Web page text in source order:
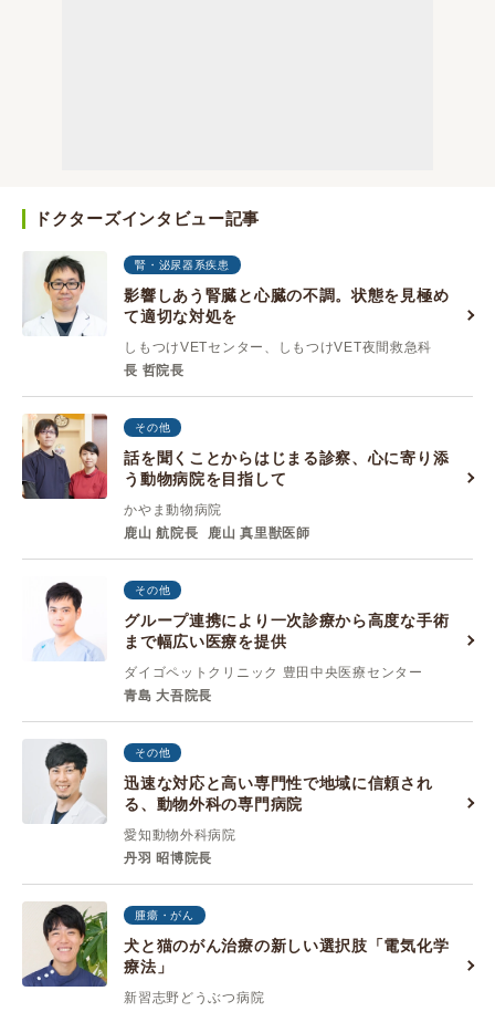
ドクターズインタビュー記事
腎・泌尿器系疾患
影響しあう腎臓と心臓の不調。状態を見極め
て適切な対処を
しもつけVETセンター、しもつけVET夜間救急科
長 哲院長
その他
話を聞くことからはじまる診察、心に寄り添
う動物病院を目指して
かやま動物病院
鹿山 航院長
鹿山 真里獣医師
その他
グループ連携により一次診療から高度な手術
まで幅広い医療を提供
ダイゴペットクリニック 豊田中央医療センター
青島 大吾院長
その他
迅速な対応と高い専門性で地域に信頼され
る、動物外科の専門病院
愛知動物外科病院
丹羽 昭博院長
腫瘍・がん
犬と猫のがん治療の新しい選択肢「電気化学
療法」
新習志野どうぶつ病院